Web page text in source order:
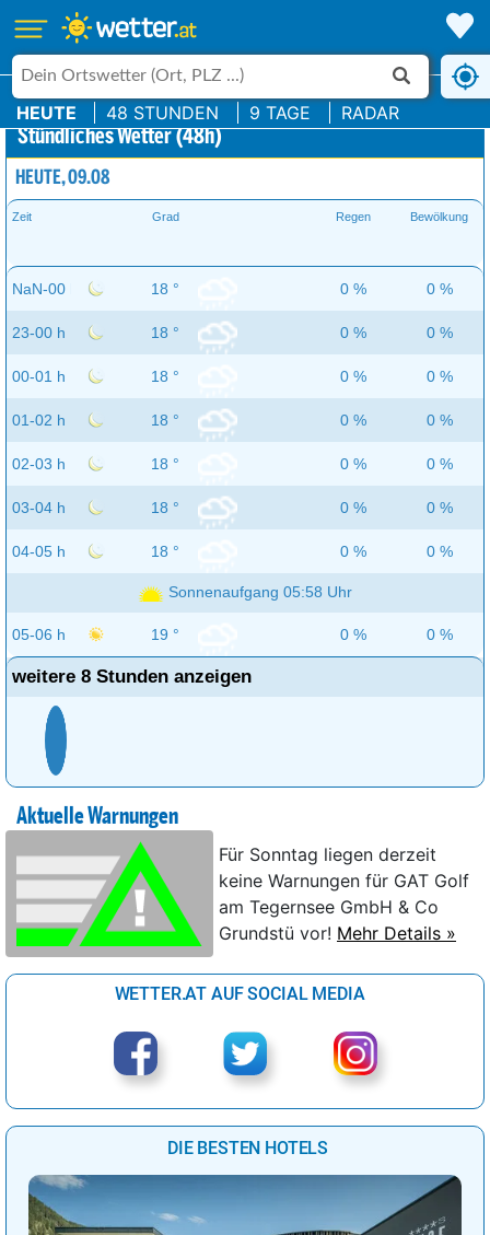
HEUTE 48 STUNDEN 9 TAGE RADAR
Stündliches Wetter (48h)
HEUTE, 09.08
Zeit Grad Regen Bewölkung
NaN-00 h 18 ° 0 % 0 %
23-00 h 18 ° 0 % 0 %
00-01 h 18 ° 0 % 0 %
01-02 h 18 ° 0 % 0 %
02-03 h 18 ° 0 % 0 %
03-04 h 18 ° 0 % 0 %
04-05 h 18 ° 0 % 0 %
Sonnenaufgang 05:58 Uhr
05-06 h 19 ° 0 % 0 %
weitere 8 Stunden anzeigen
Aktuelle Warnungen
Für Sonntag liegen derzeit
keine Warnungen für GAT Golf
am Tegernsee GmbH & Co
Grundstü vor! Mehr Details »
WETTER.AT AUF SOCIAL MEDIA
DIE BESTEN HOTELS